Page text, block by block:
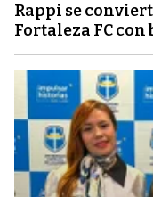
Rappi se
Fortaleza FC